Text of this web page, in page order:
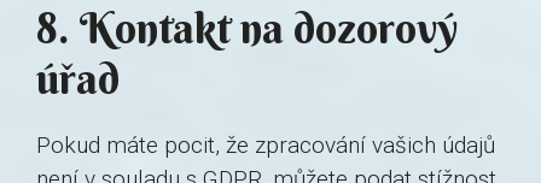
8. Kontakt na dozorový
úřad
Pokud máte pocit, že zpracování vašich údajů